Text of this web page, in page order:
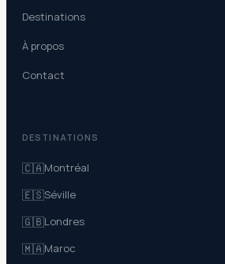
Destinations
À propos
Contact
DESTINATIONS
🇨🇦Montréal
🇪🇸Séville
🇬🇧Londres
🇲🇦Maroc